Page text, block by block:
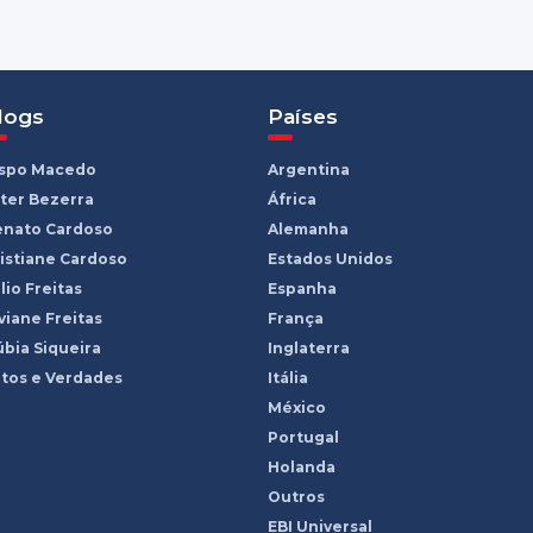
Macedo
Bezerra
Cardoso
Cardoso
Freitas
Freitas
Siqueira
e Verdades
Países
Argentina
África
Alemanha
Estados Unidos
Espanha
França
Inglaterra
Itália
México
Portugal
Holanda
Outros
EBI Universal